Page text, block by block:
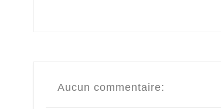
Aucun commentaire: